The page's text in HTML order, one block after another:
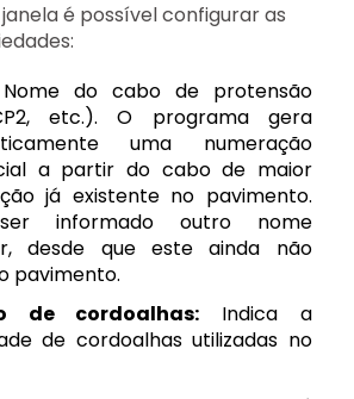
é possível configurar as
do cabo de protensão
etc.). O programa gera
uma numeração
a partir do cabo de maior
já existente no pavimento.
informado outro nome
desde que este ainda não
pavimento.
de cordoalhas: Indica a
de cordoalhas utilizadas no